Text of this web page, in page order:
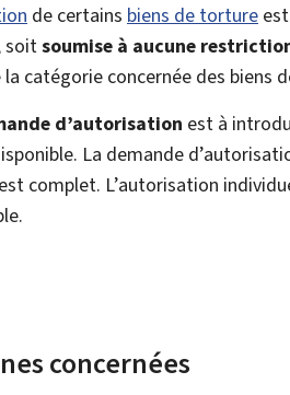
de certains biens de torture
soitsoumise à aucune
la catégorie concernée des biens
d’autorisation est à
La demande
complet. L’autorisation
concernées